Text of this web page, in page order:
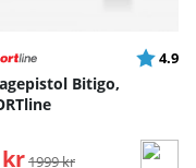
Betyg:
4.9
Bitigo,
kr Ordinarie pris:
1999 kr